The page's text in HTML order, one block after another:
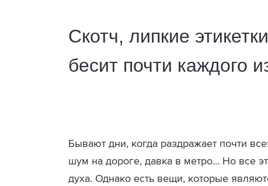
Скотч, липкие
бесит почти каждого
Бывают дни, когда раздражает почти
шум на дороге, давка в метро… Но все
духа. Однако есть вещи, которые